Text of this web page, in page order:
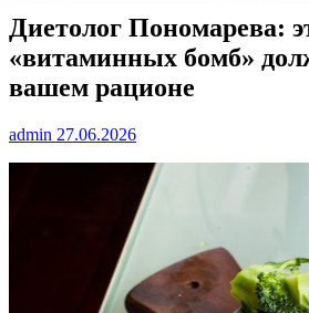
Диетолог Пономарева:
«витаминных бомб»
вашем рационе
admin 27.06.2026